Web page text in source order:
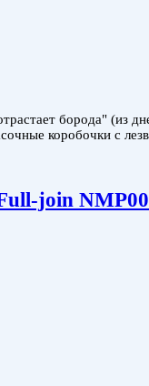
борода" (из
коробочки с
join